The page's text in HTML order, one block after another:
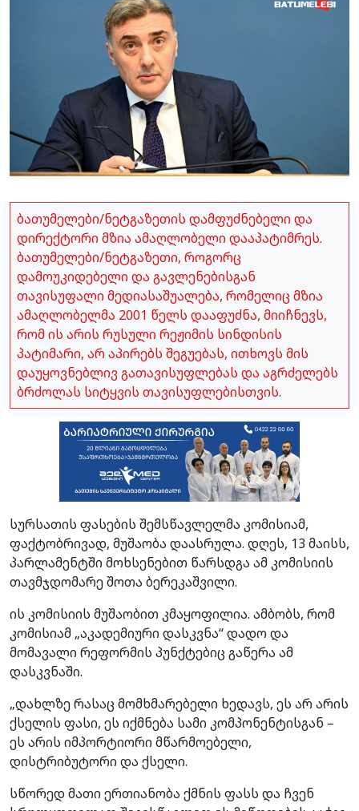
ბათუმელები/ნეტგაზეთის დამფუძნებელი და
დირექტორი მზია ამაღლობელი დააპატიმრეს.
ბათუმელები/ნეტგაზეთი, როგორც
დამოუკიდებელი და გავლენებისგან
თავისუფალი მედიასაშუალება, რომელიც მზია
ამაღლობელმა 2001 წელს დააფუძნა, მიიჩნევს,
რომ ის არის რუსული რეჟიმის სინდისის
პატიმარი, არ აპირებს შეგუებას, ითხოვს მის
დაუყოვნებლივ გათავისუფლებას და აგრძელებს
ბრძოლას სიტყვის თავისუფლებისთვის.
სურსათის ფასების შემსწავლელმა კომისიამ,
ფაქტობრივად, მუშაობა დაასრულა. დღეს, 13 მაისს,
პარლამენტში მოხსენებით წარსდგა ამ კომისიის
თავმჯდომარე შოთა ბერეკაშვილი.
ის კომისიის მუშაობით კმაყოფილია. ამბობს, რომ
კომისიამ „აკადემიური დასკვნა“ დადო და
მომავალი რეფორმის პუნქტებიც გაწერა ამ
დასკვნაში.
„დახლზე რასაც მომხმარებელი ხედავს, ეს არ არის
ქსელის ფასი, ეს იქმნება სამი კომპონენტისგან –
ეს არის იმპორტიორი მწარმოებელი,
დისტრიბუტორი და ქსელი.
სწორედ მათი ერთიანობა ქმნის ფასს და ჩვენ